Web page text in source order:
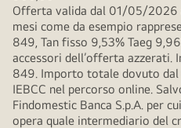
Offerta valida dal 01/05/
mesi come da esempio
849, Tan fisso 9,53% Taeg
accessori dell’offerta
849. Importo totale dovuto
IEBCC nel percorso online.
Findomestic Banca S.p.A. per
opera quale intermediario del